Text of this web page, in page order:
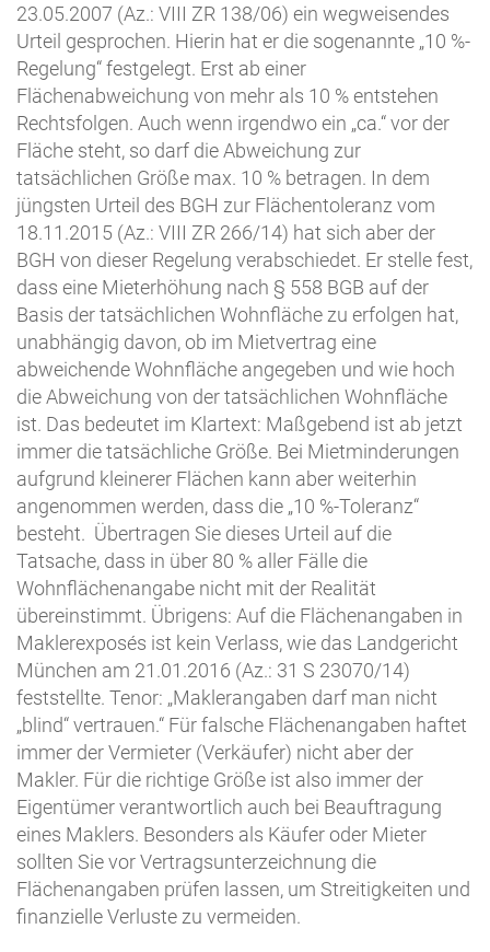
23.05.2007 (Az.: VIII ZR 138/06) ein wegweisendes
Urteil gesprochen. Hierin hat er die sogenannte „10 %-
Regelung“ festgelegt. Erst ab einer
Flächenabweichung von mehr als 10 % entstehen
Rechtsfolgen. Auch wenn irgendwo ein „ca.“ vor der
Fläche steht, so darf die Abweichung zur
tatsächlichen Größe max. 10 % betragen. In dem
jüngsten Urteil des BGH zur Flächentoleranz vom
18.11.2015 (Az.: VIII ZR 266/14) hat sich aber der
BGH von dieser Regelung verabschiedet. Er stelle fest,
dass eine Mieterhöhung nach § 558 BGB auf der
Basis der tatsächlichen Wohnfläche zu erfolgen hat,
unabhängig davon, ob im Mietvertrag eine
abweichende Wohnfläche angegeben und wie hoch
die Abweichung von der tatsächlichen Wohnfläche
ist. Das bedeutet im Klartext: Maßgebend ist ab jetzt
immer die tatsächliche Größe. Bei Mietminderungen
aufgrund kleinerer Flächen kann aber weiterhin
angenommen werden, dass die „10 %-Toleranz“
besteht. Übertragen Sie dieses Urteil auf die
Tatsache, dass in über 80 % aller Fälle die
Wohnflächenangabe nicht mit der Realität
übereinstimmt. Übrigens: Auf die Flächenangaben in
Maklerexposés ist kein Verlass, wie das Landgericht
München am 21.01.2016 (Az.: 31 S 23070/14)
feststellte. Tenor: „Maklerangaben darf man nicht
„blind“ vertrauen.“ Für falsche Flächenangaben haftet
immer der Vermieter (Verkäufer) nicht aber der
Makler. Für die richtige Größe ist also immer der
Eigentümer verantwortlich auch bei Beauftragung
eines Maklers. Besonders als Käufer oder Mieter
sollten Sie vor Vertragsunterzeichnung die
Flächenangaben prüfen lassen, um Streitigkeiten und
finanzielle Verluste zu vermeiden.